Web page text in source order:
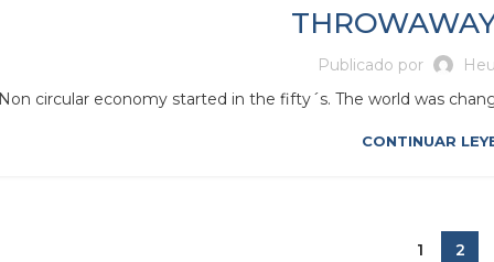
Publicado por
Non circular economy started in the fifty´s. The world was
CONTINUAR
1 2